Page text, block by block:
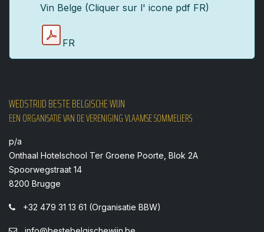
Vin Belge (Cliquer sur l' icone pdf FR)
FR
WEDSTRIJD BESTE BELGISCHE WIJN
EEN ORGANISATIE VAN DE VERENIGING VLAAMSE SOMMELIERS
p/a
Onthaal Hotelschool Ter Groene Poorte, Blok 2A
Spoorwegstraat 14
8200 Brugge
+32 479 31 13 61 (Organisatie BBW)